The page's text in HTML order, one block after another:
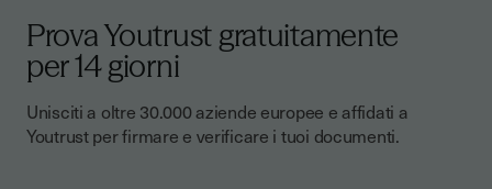
Prova Youtrust gratuitamente
per 14 giorni
Unisciti a oltre 30.000 aziende europee e affidati a
Youtrust per firmare e verificare i tuoi documenti.